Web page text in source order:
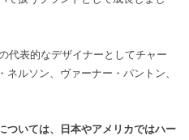
代表的なデザイナーとしてチャー
ルソン、ヴァーナー・パントン、
ついては、日本やアメリカではハー